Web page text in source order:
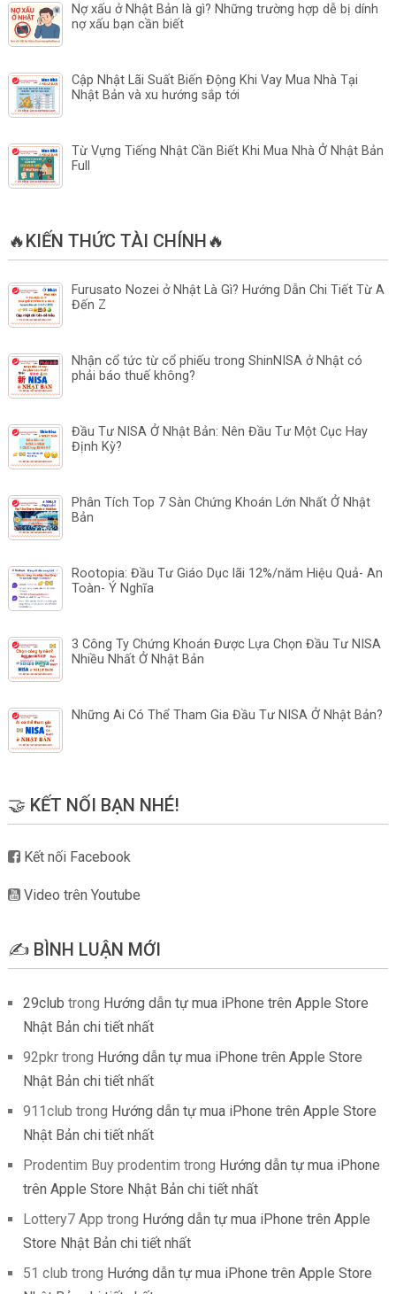
Nợ xấu ở Nhật Bản là gì? Những trường hợp dễ bị dính
nợ xấu bạn cần biết
Cập Nhật Lãi Suất Biến Động Khi Vay Mua Nhà Tại
Nhật Bản và xu hướng sắp tới
Từ Vựng Tiếng Nhật Cần Biết Khi Mua Nhà Ở Nhật Bản
Full
🔥KIẾN THỨC TÀI CHÍNH🔥
Furusato Nozei ở Nhật Là Gì? Hướng Dẫn Chi Tiết Từ A
Đến Z
Nhận cổ tức từ cổ phiếu trong ShinNISA ở Nhật có
phải báo thuế không?
Đầu Tư NISA Ở Nhật Bản: Nên Đầu Tư Một Cục Hay
Định Kỳ?
Phân Tích Top 7 Sàn Chứng Khoán Lớn Nhất Ở Nhật
Bản
Rootopia: Đầu Tư Giáo Dục lãi 12%/năm Hiệu Quả- An
Toàn- Ý Nghĩa
3 Công Ty Chứng Khoán Được Lựa Chọn Đầu Tư NISA
Nhiều Nhất Ở Nhật Bản
Những Ai Có Thể Tham Gia Đầu Tư NISA Ở Nhật Bản?
🤝 KẾT NỐI BẠN NHÉ!
Kết nối Facebook
Video trên Youtube
✍️ BÌNH LUẬN MỚI
29club trong Hướng dẫn tự mua iPhone trên Apple Store
Nhật Bản chi tiết nhất
92pkrtrong Hướng dẫn tự mua iPhone trên Apple Store
Nhật Bản chi tiết nhất
911club trong Hướng dẫn tự mua iPhone trên Apple Store
Nhật Bản chi tiết nhất
Prodentim Buy prodentim trong Hướng dẫn tự mua iPhone
trên Apple Store Nhật Bản chi tiết nhất
Lottery7 App trong Hướng dẫn tự mua iPhone trên Apple
Store Nhật Bản chi tiết nhất
51 club trong Hướng dẫn tự mua iPhone trên Apple Store